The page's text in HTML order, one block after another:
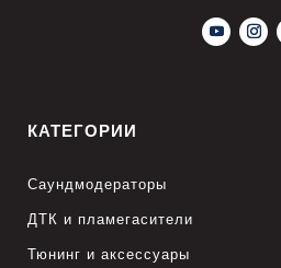
КАТЕГОРИИ
Саундмодераторы
ДТК и пламегасители
Тюнинг и аксессуары